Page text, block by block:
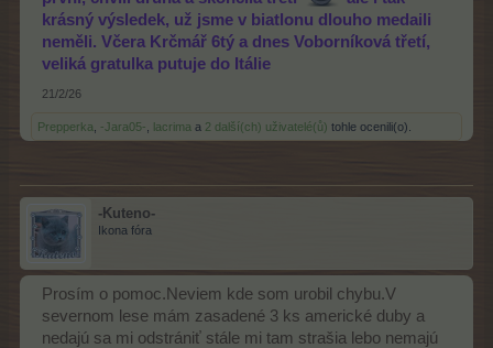
krásný výsledek, už jsme v biatlonu dlouho medaili
neměli. Včera Krčmář 6tý a dnes Voborníková třetí,
veliká gratulka putuje do Itálie
21/2/26
Prepperka -Jara05- lacrima a 2 další(ch) uživatelé(ů) tohle ocenili(o).
-Kuteno-
Ikona fóra
Prosím o pomoc.Neviem kde som urobil chybu.V
severnom lese mám zasadené 3 ks americké duby a
nedajú sa mi odstrániť stále mi tam strašia lebo nemajú